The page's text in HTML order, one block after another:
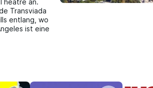
an.
Transviada
entlang, wo
ist eine